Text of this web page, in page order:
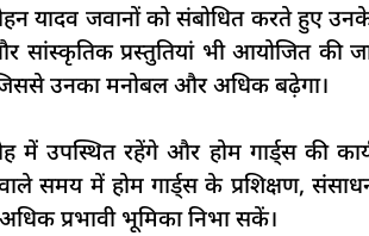
यादव जवानों को संबोधित करते हुए
सांस्कृतिक प्रस्तुतियां भी आयोजित की
उनका मनोबल और अधिक बढ़ेगा।
में उपस्थित रहेंगे और होम गार्ड्स की
समय में होम गार्ड्स के प्रशिक्षण,
प्रभावी भूमिका निभा सकें।